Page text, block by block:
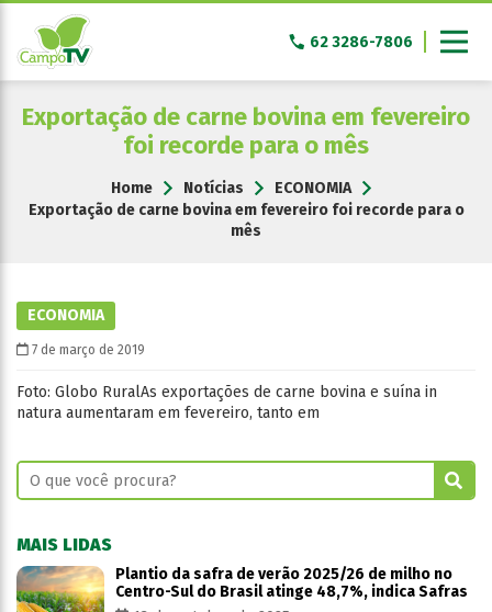
Pular
conteúdo
62 3286-7806
Exportação de carne bovina em fevereiro
foi recorde para o mês
Home Notícias
ECONOMIA
Exportação de carne bovina em fevereiro foi recorde para o
mês
ECONOMIA
7 de março de 2019
Foto: Globo RuralAs exportações de carne bovina e suína in
natura aumentaram em fevereiro, tanto em
MAIS LIDAS
Plantio da safra de verão 2025/26 de milho no
Centro-Sul do Brasil atinge 48,7%, indica Safras